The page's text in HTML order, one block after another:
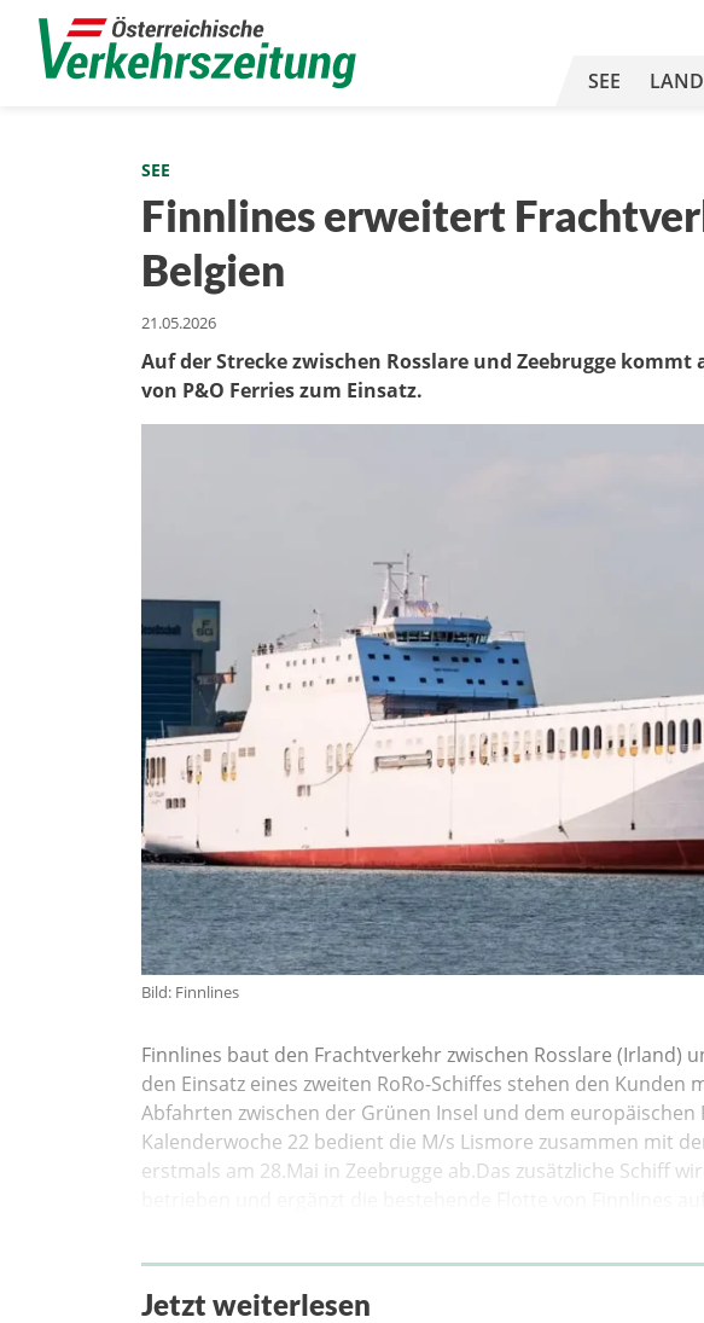
SEE LAND
SEE
Finnlines erweitert
Belgien
21.05.2026
Auf der Strecke zwischen Rosslare und Zeebrugge kommt
von P&O Ferries zum Einsatz.
Bild: Finnlines
Finnlines baut den Frachtverkehr zwischen Rosslare (Irland)
den Einsatz eines zweiten RoRo-Schiffes stehen den Kunden
Abfahrten zwischen der Grünen Insel und dem europäischen
Kalenderwoche 22 bedient die M/s Lismore zusammen mit
erstmals am 28.Mai in Zeebrugge ab.Das zusätzliche Schiff
Jetzt weiterlesen